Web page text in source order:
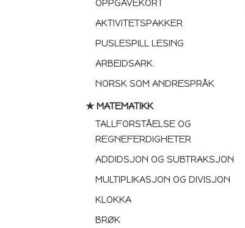
OPPGAVEKORT
AKTIVITETSPAKKER
PUSLESPILL LESING
ARBEIDSARK
NORSK SOM ANDRESPRÅK
★ MATEMATIKK
TALLFORSTÅELSE OG
REGNEFERDIGHETER
ADDIDSJON OG SUBTRAKSJON
MULTIPLIKASJON OG DIVISJON
KLOKKA
BRØK